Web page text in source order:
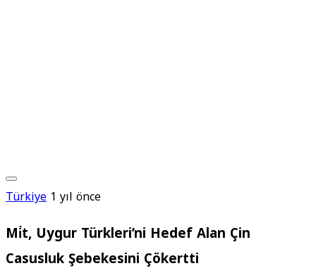
Türkiye 1 yıl önce
Mi̇t, Uygur Türkleri’ni Hedef Alan Çin
Casusluk Şebekesini Çökertti